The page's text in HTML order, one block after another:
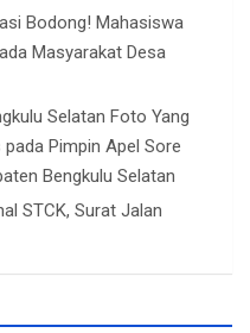
Bodong! Mahasiswa
Masyarakat Desa
Selatan Foto Yang
pada Pimpin Apel Sore
Bengkulu Selatan
STCK, Surat Jalan